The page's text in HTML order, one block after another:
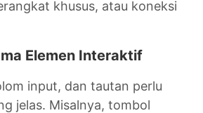
khusus, atau koneksi
Elemen Interaktif
input, dan tautan perlu
jelas. Misalnya, tombol